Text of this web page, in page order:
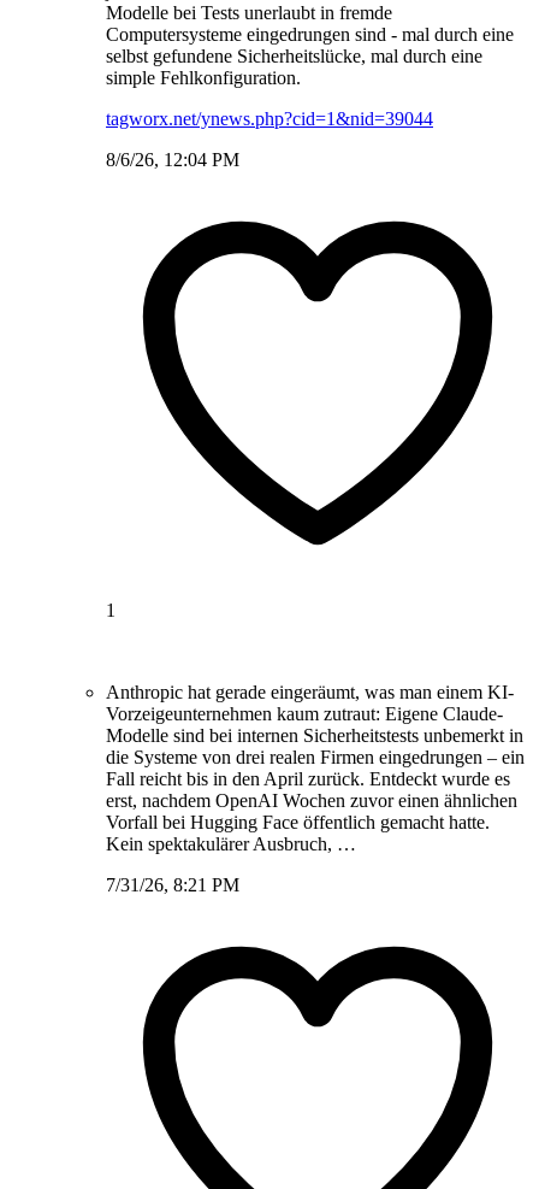
Modelle bei Tests unerlaubt in fremde
Computersysteme eingedrungen sind - mal durch eine
selbst gefundene Sicherheitslücke, mal durch eine
simple Fehlkonfiguration.
tagworx.net/ynews.php?cid=1&nid=39044
8/6/26, 12:04 PM
1
Anthropic hat gerade eingeräumt, was man einem KI-
Vorzeigeunternehmen kaum zutraut: Eigene Claude-
Modelle sind bei internen Sicherheitstests unbemerkt in
die Systeme von drei realen Firmen eingedrungen – ein
Fall reicht bis in den April zurück. Entdeckt wurde es
erst, nachdem OpenAI Wochen zuvor einen ähnlichen
Vorfall bei Hugging Face öffentlich gemacht hatte.
Kein spektakulärer Ausbruch, …
7/31/26, 8:21 PM